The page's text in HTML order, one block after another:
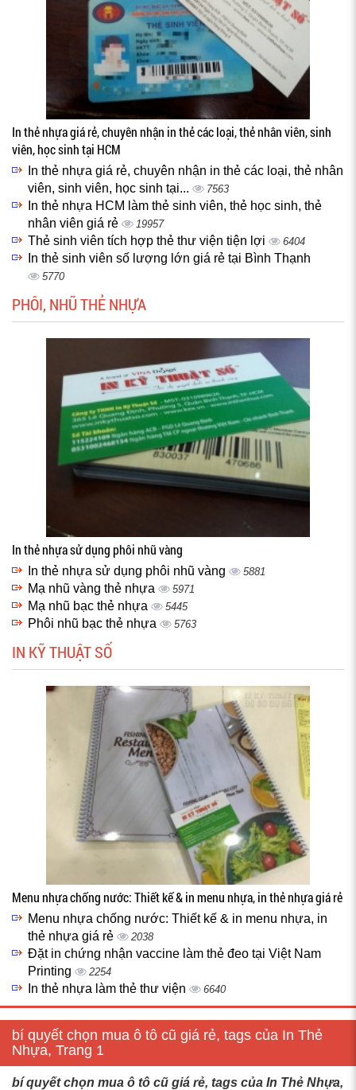
In thẻ nhựa giá rẻ, chuyên nhận in thẻ các loại, thẻ nhân viên, sinh
viên, học sinh tại HCM
In thẻ nhựa giá rẻ, chuyên nhận in thẻ các loại, thẻ nhân
viên, sinh viên, học sinh tại...
7563
In thẻ nhựa HCM làm thẻ sinh viên, thẻ học sinh, thẻ
nhân viên giá rẻ
19957
Thẻ sinh viên tích hợp thẻ thư viện tiện lợi 6404
In thẻ sinh viên số lượng lớn giá rẻ tại Bình Thạnh
5770
PHÔI, NHŨ THẺ NHỰA
In thẻ nhựa sử dụng phôi nhũ vàng
In thẻ nhựa sử dụng phôi nhũ vàng 5881
Mạ nhũ vàng thẻ nhựa 5971
Mạ nhũ bạc thẻ nhựa 5445
Phôi nhũ bạc thẻ nhựa 5763
IN KỸ THUẬT SỐ
Menu nhựa chống nước: Thiết kế & in menu nhựa, in thẻ nhựa giá rẻ
Menu nhựa chống nước: Thiết kế & in menu nhựa, in
thẻ nhựa giá rẻ
2038
Đặt in chứng nhận vaccine làm thẻ đeo tại Việt Nam
Printing
2254
In thẻ nhựa làm thẻ thư viện 6640
bí quyết chọn mua ô tô cũ giá rẻ, tags của In Thẻ
Nhựa, Trang 1
bí quyết chọn mua ô tô cũ giá rẻ, tags của In Thẻ Nhựa,